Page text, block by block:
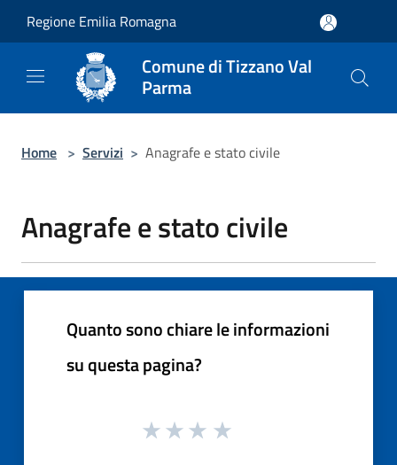
Regione Emilia Romagna
Comune di Tizzano Val
Parma
Home > Servizi > Anagrafe e stato civile
Anagrafe e stato civile
Quanto sono chiare le informazioni
su questa pagina?